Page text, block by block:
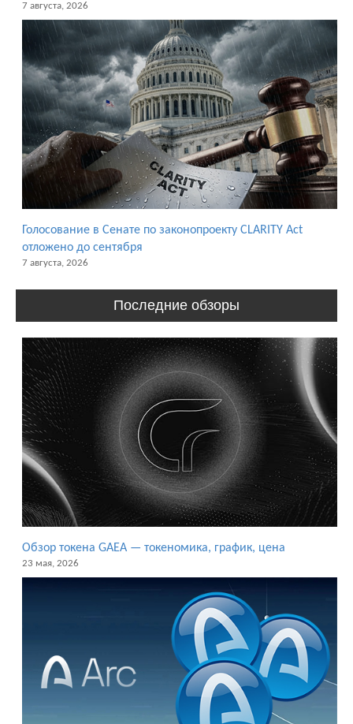
7 августа, 2026
Голосование в Сенате по законопроекту CLARITY Act
отложено до сентября
7 августа, 2026
Последние обзоры
Обзор токена GAEA — токеномика, график, цена
23 мая, 2026